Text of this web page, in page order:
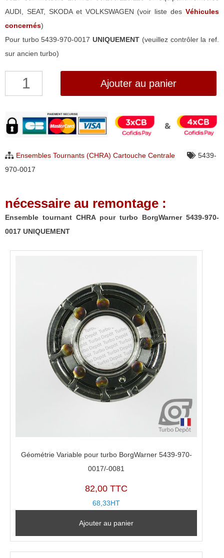
AUDI, SEAT, SKODA et VOLKSWAGEN (voir liste des Véhicules
concernés)
Pour turbo 5439-970-0017UNIQUEMENT (veuillez contrôler la ref.
sur ancien turbo)
quantité
tournant
CHRA
turbo
970-
0017
UNIQUEMENT
Ajouter au panier
Ensembles Tournants (CHRA) Cartouche Centrale
5439-
970-0017
nécessaire au remontage :
Ensemble tournant CHRA pour turbo BorgWarner 5439-970-
0017 UNIQUEMENT
Géométrie Variable pour turbo BorgWarner 5439-970-
0017/-0081
82,00 TTC
68,33HT
Ajouter au panier